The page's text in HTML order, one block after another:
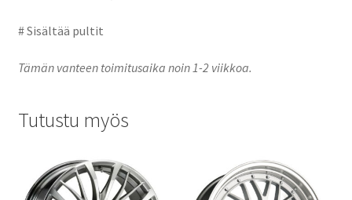
# Sisältää pultit
Tämän vanteen toimitusaika noin 1-2 viikkoa.
Tutustu myös